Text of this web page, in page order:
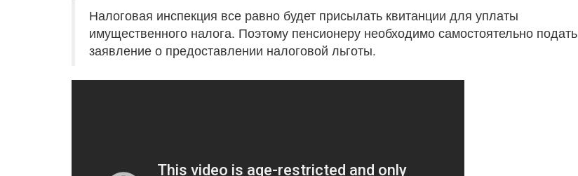
Налоговая инспекция все равно будет присылать квитанции для уплаты
имущественного налога. Поэтому пенсионеру необходимо самостоятельно подать
заявление о предоставлении налоговой льготы.